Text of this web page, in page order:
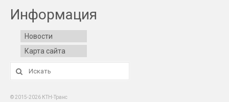
Информация
Новости
Карта сайта
Искать:
© 2015-2026 КТН-Транс